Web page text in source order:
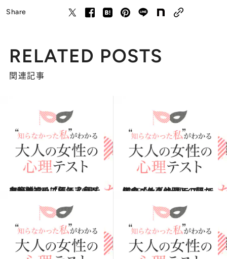
Share
RELATED POSTS
関連記事
2015.2.28
お腹がすいてるとき食べたいランチは何？ 心理テストで知る「評価アップの秘訣」
占い 2015.2.1
モーニングセット、何から食べる？ 心理テストで知る「仕事仲間との関係」
占い